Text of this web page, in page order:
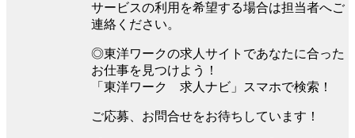
サービスの利用を希望する場合は担当者へご
連絡ください。
◎東洋ワークの求人サイトであなたに合った
お仕事を見つけよう！
「東洋ワーク 求人ナビ」スマホで検索！
ご応募、お問合せをお待ちしています！